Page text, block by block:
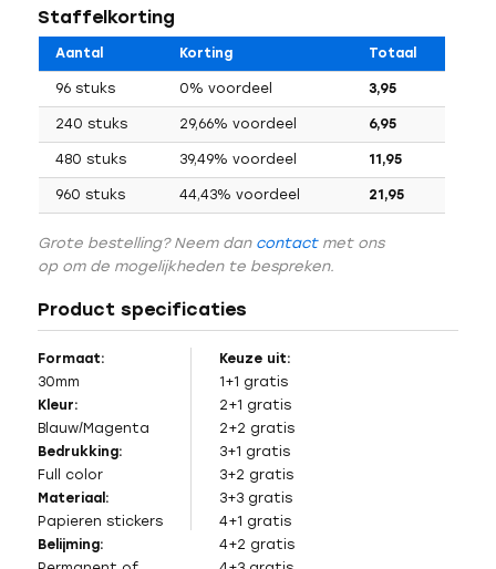
Staffelkorting
Aantal Korting Totaal
96 stuks 0% voordeel 3,95
240 stuks 29,66% voordeel 6,95
480 stuks 39,49% voordeel 11,95
960 stuks 44,43% voordeel 21,95
Grote bestelling? Neem dan contactmet ons
op om de mogelijkheden te bespreken.
Product specificaties
Formaat:
30mm
Kleur:
Blauw/Magenta
Bedrukking:
Full color
Materiaal:
Papieren stickers
Belijming:
Keuze uit:
1+1 gratis
2+1 gratis
2+2 gratis
3+1 gratis
3+2 gratis
3+3 gratis
4+1 gratis
4+2 gratis